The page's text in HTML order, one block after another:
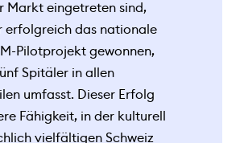
Markt eingetreten sind,
erfolgreich das nationale
Pilotprojekt gewonnen,
Spitäler in allen
umfasst. Dieser Erfolg
Fähigkeit, in der kulturell
vielfältigen Schweiz